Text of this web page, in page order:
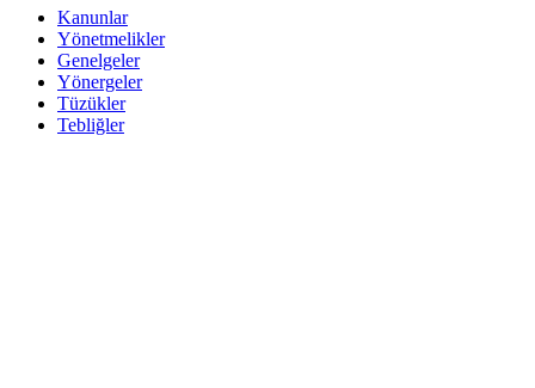
Kanunlar
Yönetmelikler
Genelgeler
Yönergeler
Tüzükler
Tebliğler